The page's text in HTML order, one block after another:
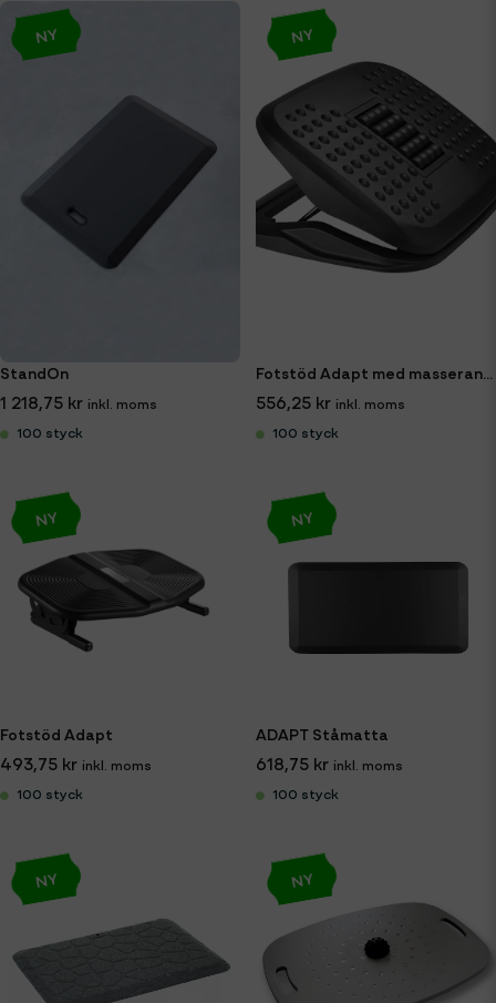
StandOn
1 218,75 kr
100 styck
NY
Fotstöd Adapt med masserande yta
556,25 kr
100 styck
NY
Fotstöd Adapt
493,75 kr
100 styck
NY
ADAPT Ståmatta
618,75 kr
100 styck
NY
NY NY